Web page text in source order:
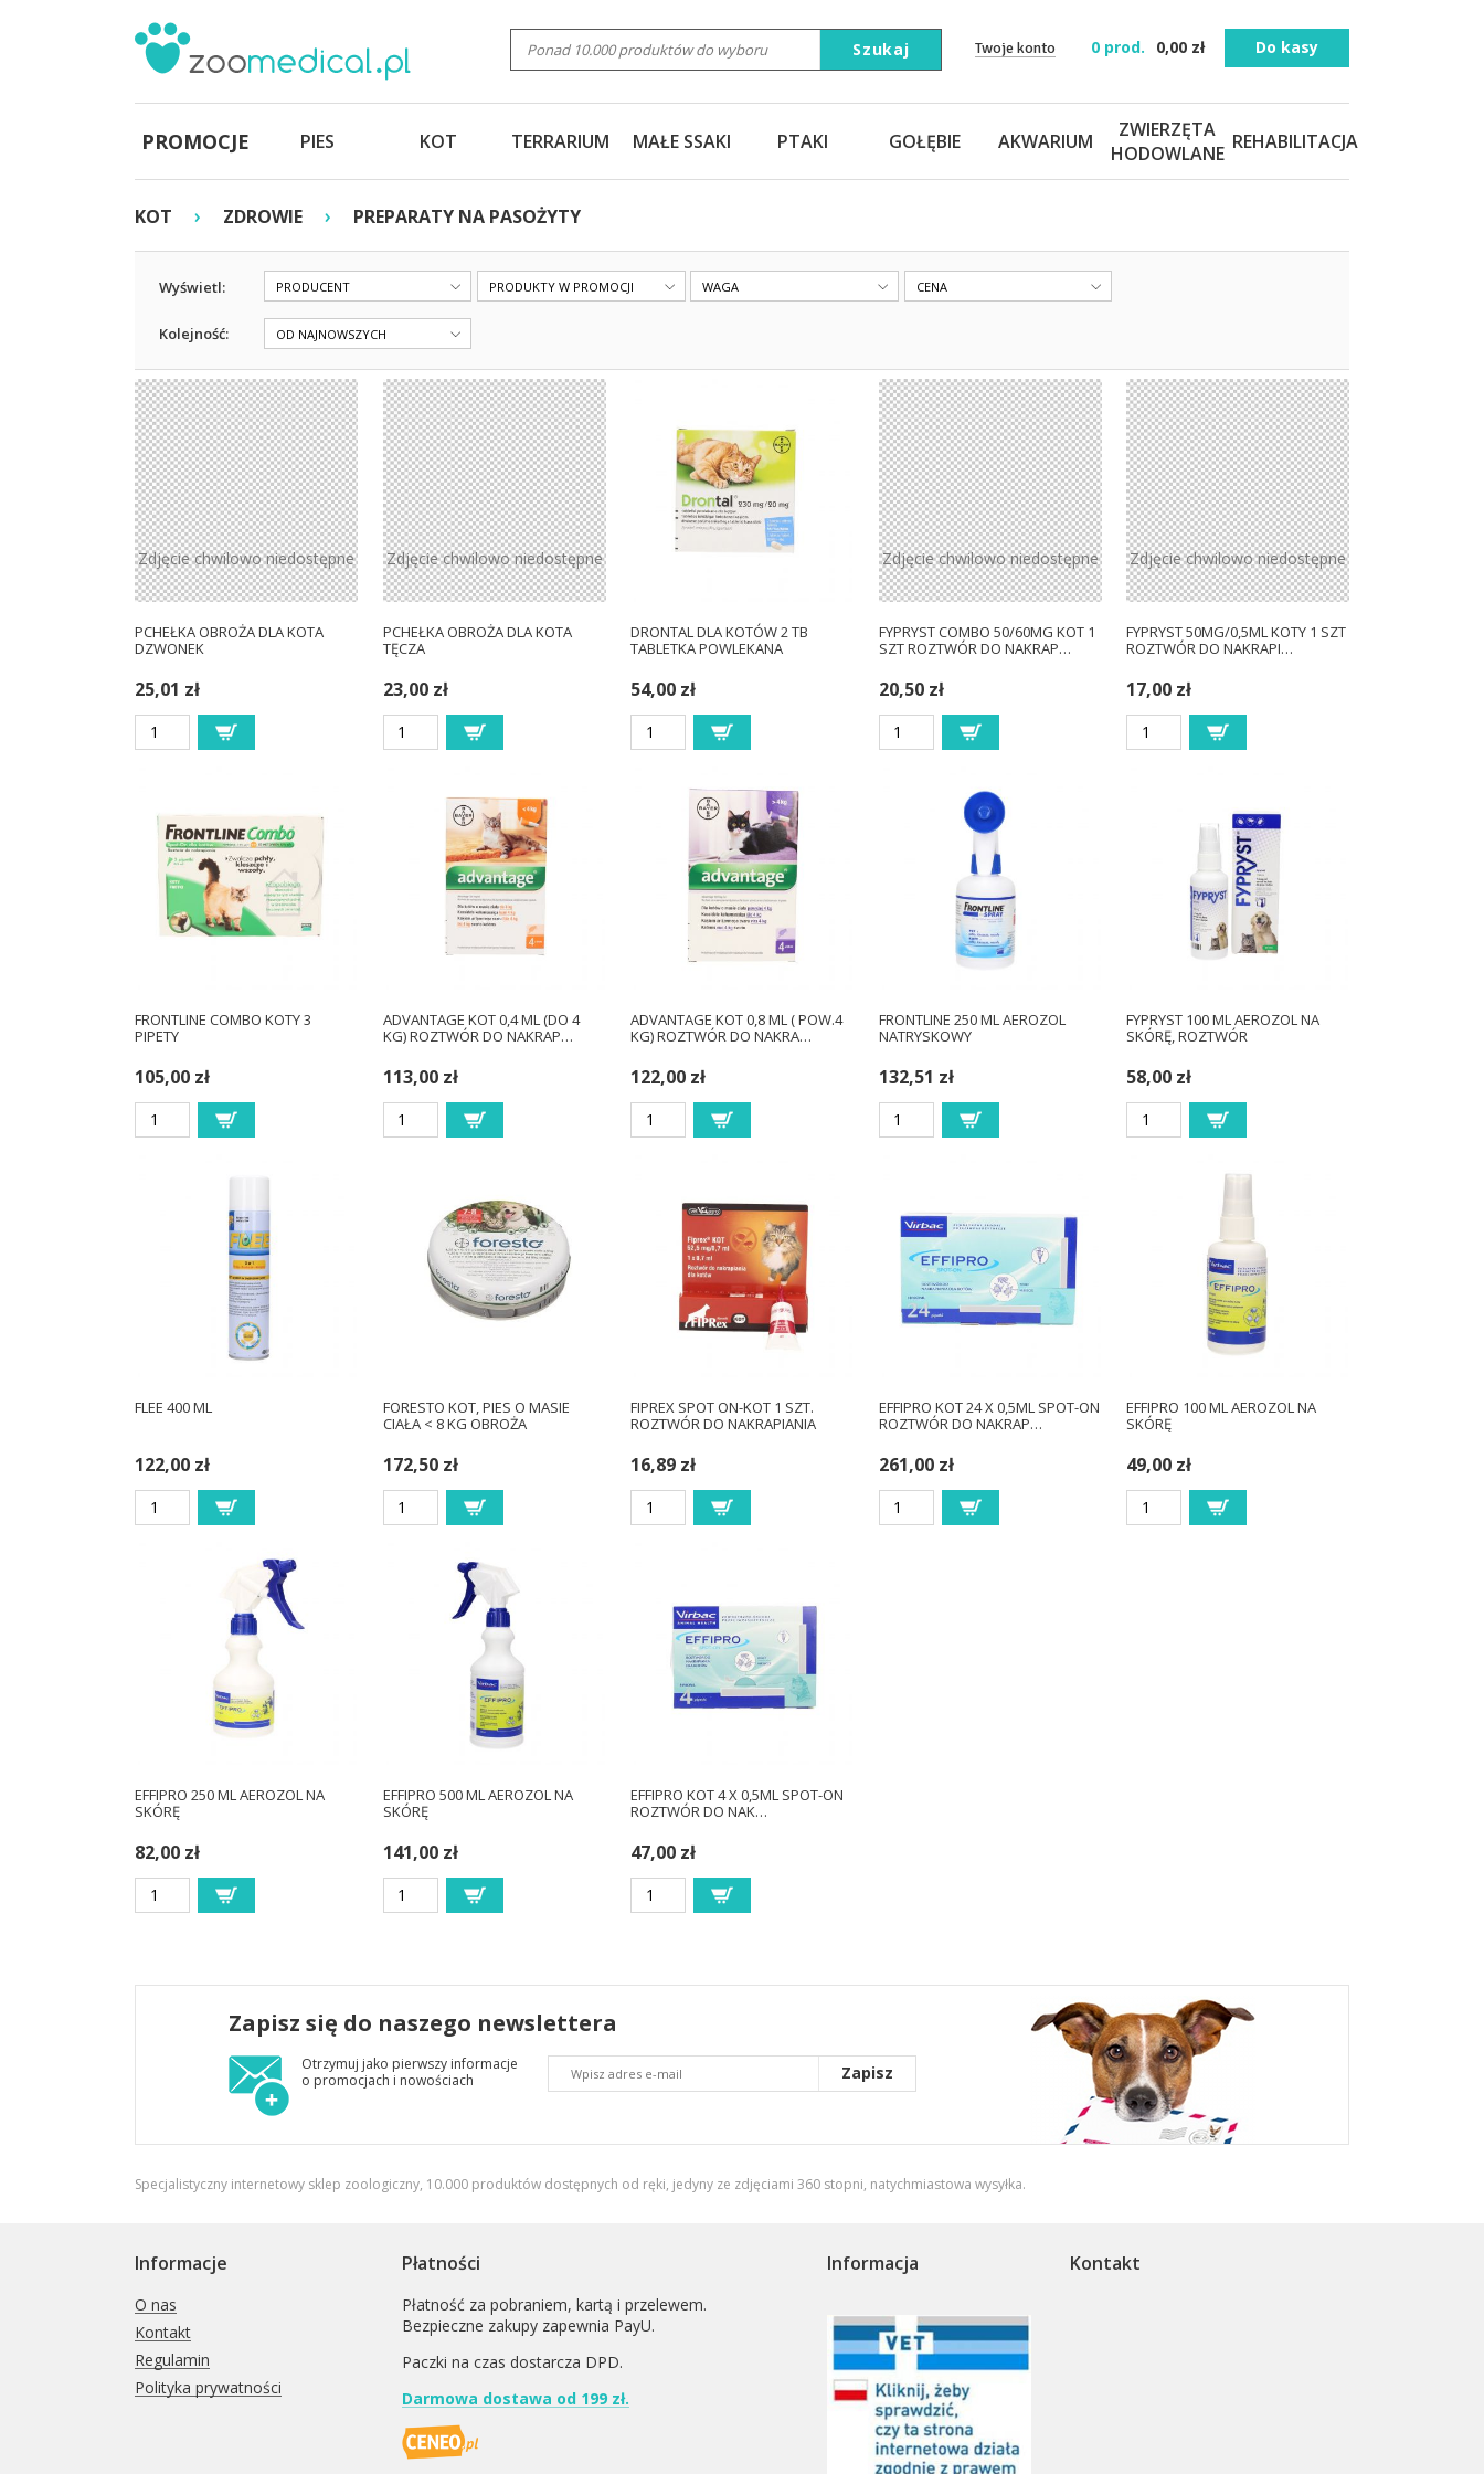
Twoje konto 0 prod. 0,00 zł Do kasy
Szukaj
PROMOCJE PIES KOT TERRARIUM MAŁE SSAKI PTAKI GOŁĘBIE AKWARIUM
ZWIERZĘTA
HODOWLANE REHABILITACJA
KOT › ZDROWIE › PREPARATY NA PASOŻYTY
Wyświetl: PRODUCENT PRODUKTY W PROMOCJI WAGA CENA
Kolejność: OD NAJNOWSZYCH
Zdjęcie chwilowo niedostępne
PCHEŁKA OBROŻA DLA KOTA
DZWONEK
25,01 zł
Zdjęcie chwilowo niedostępne
PCHEŁKA OBROŻA DLA KOTA
TĘCZA
23,00 zł
DRONTAL DLA KOTÓW 2 TB
TABLETKA POWLEKANA
54,00 zł
Zdjęcie chwilowo niedostępne
FYPRYST COMBO 50/60MG KOT 1
SZT ROZTWÓR DO NAKRAP…
20,50 zł
Zdjęcie chwilowo niedostępne
FYPRYST 50MG/0,5ML KOTY 1 SZT
ROZTWÓR DO NAKRAPI…
17,00 zł
FRONTLINE COMBO KOTY 3
PIPETY
105,00 zł
ADVANTAGE KOT 0,4 ML (DO 4
KG) ROZTWÓR DO NAKRAP…
113,00 zł
ADVANTAGE KOT 0,8 ML ( POW.4
KG) ROZTWÓR DO NAKRA…
122,00 zł
FRONTLINE 250 ML AEROZOL
NATRYSKOWY
132,51 zł
FYPRYST 100 ML AEROZOL NA
SKÓRĘ, ROZTWÓR
58,00 zł
FLEE 400 ML
122,00 zł
FORESTO KOT, PIES O MASIE
CIAŁA < 8 KG OBROŻA
172,50 zł
FIPREX SPOT ON-KOT 1 SZT.
ROZTWÓR DO NAKRAPIANIA
16,89 zł
EFFIPRO KOT 24 X 0,5ML SPOT-ON
ROZTWÓR DO NAKRAP…
261,00 zł
EFFIPRO 100 ML AEROZOL NA
SKÓRĘ
49,00 zł
EFFIPRO 250 ML AEROZOL NA
SKÓRĘ
82,00 zł
EFFIPRO 500 ML AEROZOL NA
SKÓRĘ
141,00 zł
EFFIPRO KOT 4 X 0,5ML SPOT-ON
ROZTWÓR DO NAK…
47,00 zł
Zapisz się do naszego newslettera
Otrzymuj jako pierwszy informacje
o promocjach i nowościach
Zapisz
Specjalistyczny internetowy sklep zoologiczny, 10.000 produktów dostępnych od ręki, jedyny ze zdjęciami 360 stopni, natychmiastowa wysyłka.
Informacje
O nas
Kontakt
Regulamin
Polityka prywatności
Płatności
Płatność za pobraniem, kartą i przelewem.
Bezpieczne zakupy zapewnia PayU.
Paczki na czas dostarcza DPD.
Darmowa dostawa od 199 zł.
Informacja Kontakt